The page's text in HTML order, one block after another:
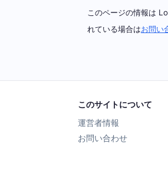
このページの情報は
れている場合はお問い
このサイトについて
運営者情報
お問い合わせ